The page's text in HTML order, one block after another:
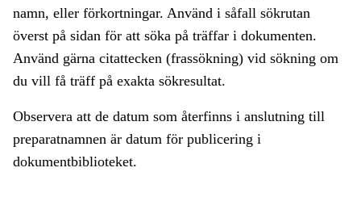
namn, eller förkortningar. Använd i såfall sökrutan
överst på sidan för att söka på träffar i dokumenten.
Använd gärna citattecken (frassökning) vid sökning om
du vill få träff på exakta sökresultat.
Observera att de datum som återfinns i anslutning till
preparatnamnen är datum för publicering i
dokumentbiblioteket.